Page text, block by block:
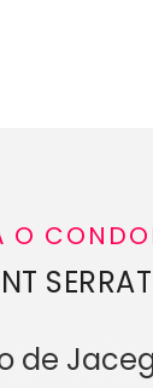
O
SERRAT
de